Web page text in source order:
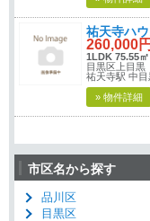
祐天寺ハ
260,000円
1LDK 75.55㎡
目黒区上目黒
祐天寺駅 中目
» 物件詳細
市区名から探す
品川区
目黒区